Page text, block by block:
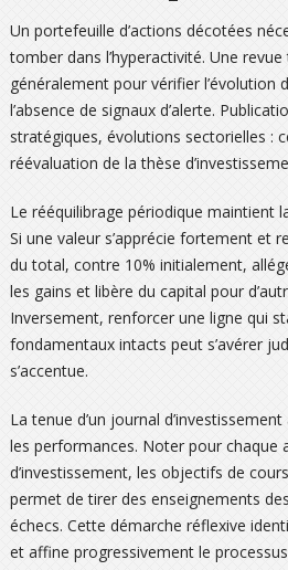
Un portefeuille d’actions décotées
tomber dans l’hyperactivité. Une
généralement pour vérifier l’évolution
l’absence de signaux d’alerte.
stratégiques, évolutions sectorielles :
réévaluation de la thèse
Le rééquilibrage périodique maintient
Si une valeur s’apprécie fortement et
du total, contre 10% initialement,
les gains et libère du capital pour
Inversement, renforcer une ligne qui
fondamentaux intacts peut s’avérer
s’accentue.
La tenue d’un journal
les performances. Noter pour chaque
d’investissement, les objectifs de
permet de tirer des enseignements
échecs. Cette démarche réflexive
et affine progressivement le